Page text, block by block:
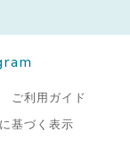
ご利用ガイド
基づく表示